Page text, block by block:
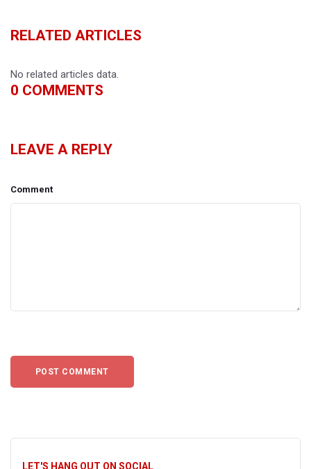
RELATED ARTICLES
No related articles data.
0 COMMENTS
LEAVE A REPLY
Comment
LET'S HANG OUT ON SOCIAL